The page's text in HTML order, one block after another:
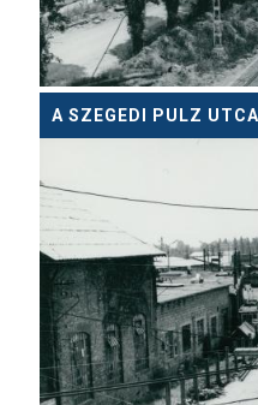
A SZEGEDI PULZ